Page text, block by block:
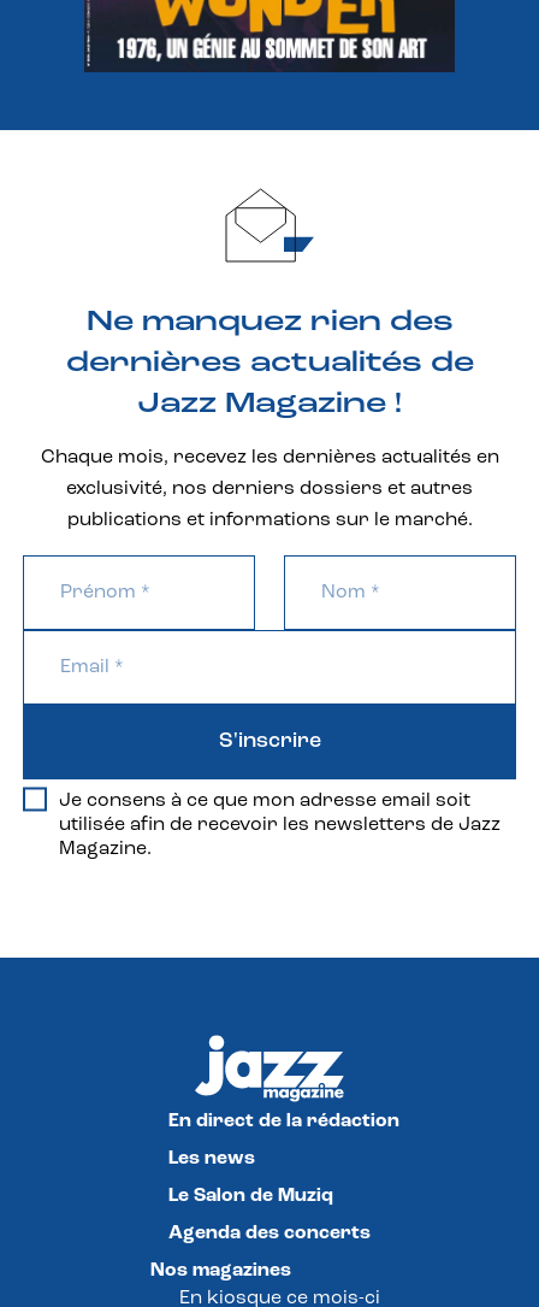
Ne manquez rien des
dernières actualités de
Jazz Magazine !
Chaque mois, recevez les dernières actualités en
exclusivité, nos derniers dossiers et autres
publications et informations sur le marché.
Je consens à ce que mon adresse email soit
utilisée afin de recevoir les newsletters de Jazz
Magazine.
S'inscrire
En direct de la rédaction
Les news
Le Salon de Muziq
Agenda des concerts
Nos magazines
En kiosque ce mois-ci